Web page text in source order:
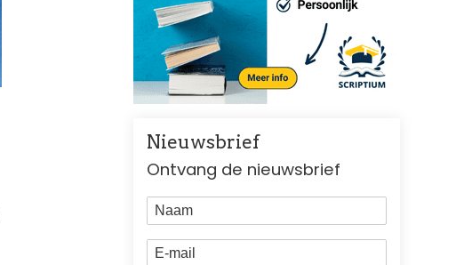
Nieuwsbrief
Ontvang de nieuwsbrief
Naam
E-mail